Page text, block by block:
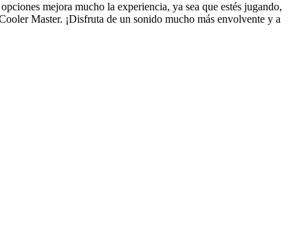
mejora mucho la experiencia, ya sea que estés jugando,
Master. ¡Disfruta de un sonido mucho más envolvente y a